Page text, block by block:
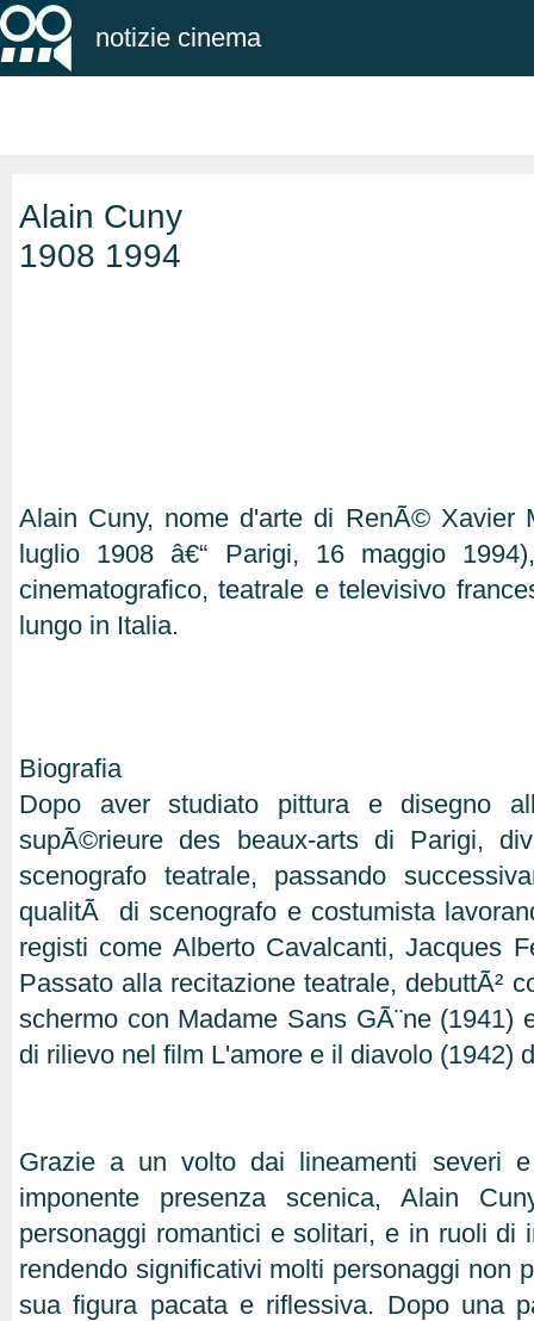
notizie cinema
Alain Cuny
1908 1994
Alain Cuny, nome d'arte di RenÃ© Xavier
luglio 1908 â€“ Parigi, 16 maggio
cinematografico, teatrale e televisivo
lungo in Italia.
Biografia
Dopo aver studiato pittura e disegno
supÃ©rieure des beaux-arts di Parigi,
scenografo teatrale, passando
qualitÃ di scenografo e costumista
registi come Alberto Cavalcanti, Jacques
Passato alla recitazione teatrale, debuttÃ²
schermo con Madame Sans GÃ¨ne (1941)
di rilievo nel film L'amore e il diavolo (1942)
Grazie a un volto dai lineamenti severi
imponente presenza scenica, Alain
personaggi romantici e solitari, e in ruoli di
rendendo significativi molti personaggi non
sua figura pacata e riflessiva. Dopo una